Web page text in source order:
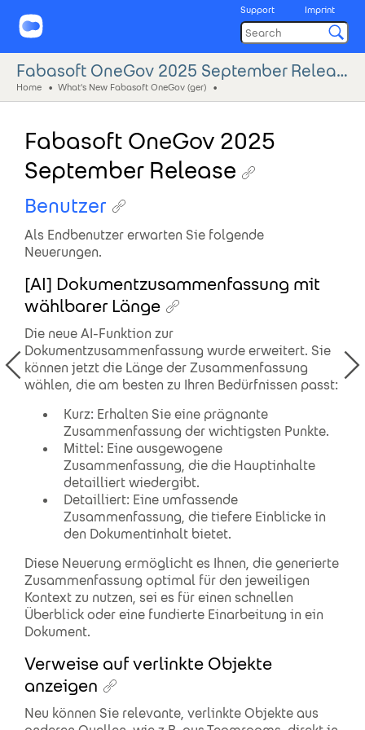
Support Imprint
Fabasoft OneGov 2025 September Release
Home What's New Fabasoft OneGov (ger)
Fabasoft OneGov 2025
September Release
Benutzer
Als Endbenutzer erwarten Sie folgende
Neuerungen.
[AI] Dokumentzusammenfassung mit
wählbarer Länge
Die neue AI-Funktion zur
Dokumentzusammenfassung wurde erweitert. Sie
können jetzt die Länge der Zusammenfassung
wählen, die am besten zu Ihren Bedürfnissen passt:
Kurz: Erhalten Sie eine prägnante
Zusammenfassung der wichtigsten Punkte.
Mittel: Eine ausgewogene
Zusammenfassung, die die Hauptinhalte
detailliert wiedergibt.
Detailliert: Eine umfassende
Zusammenfassung, die tiefere Einblicke in
den Dokumentinhalt bietet.
Diese Neuerung ermöglicht es Ihnen, die generierte
Zusammenfassung optimal für den jeweiligen
Kontext zu nutzen, sei es für einen schnellen
Überblick oder eine fundierte Einarbeitung in ein
Dokument.
Verweise auf verlinkte Objekte
anzeigen
Neu können Sie relevante, verlinkte Objekte aus